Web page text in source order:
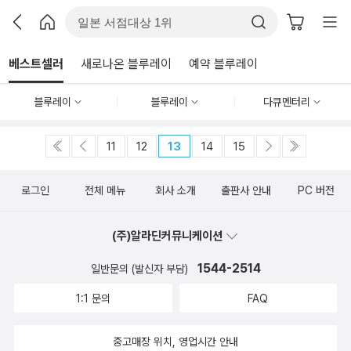
베스트셀러 새로나온 블루레이 예약 블루레이
블루레이 블루레이 다큐멘터리
11 12 13 14 15
로그인 전체 메뉴 회사 소개 출판사 안내 PC 버전
(주)알라딘커뮤니케이션
일반문의 (발신자 부담) 1544-2514
1:1 문의 FAQ
중고매장 위치, 영업시간 안내